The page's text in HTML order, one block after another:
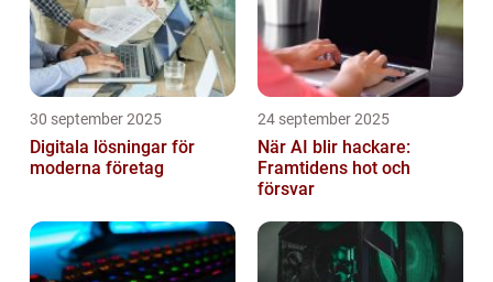
30 september 2025
Digitala lösningar för
moderna företag
24 september 2025
När AI blir hackare:
Framtidens hot och
försvar